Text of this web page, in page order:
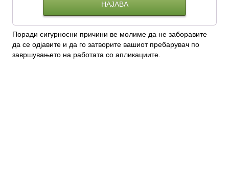
Поради сигурносни причини ве молиме да не заборавите
да се одјавите и да го затворите вашиот пребарувач по
завршувањето на работата со апликациите.